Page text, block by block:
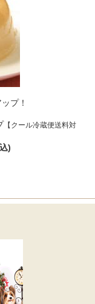
プ！
【クール冷蔵便送料対
)